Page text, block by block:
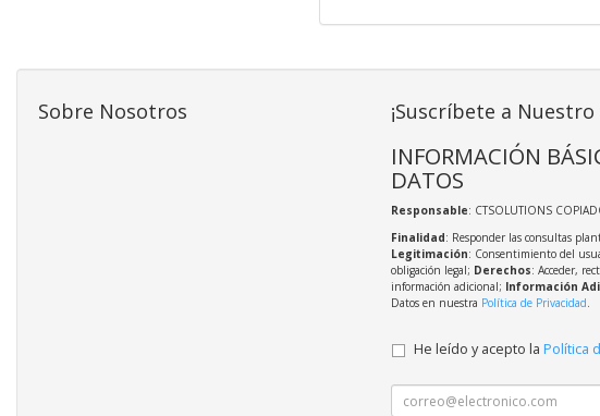
Sobre Nosotros ¡Suscríbete a
INFORMACIÓN
DATOS
Responsable: CTSOLUTIONS
Finalidad: Responder las consultas
Legitimación: Consentimiento del
obligación legal; Derechos: Acceder,
información adicional; Información
Datos en nuestra Política de Privacidad.
He leído y acepto la Política